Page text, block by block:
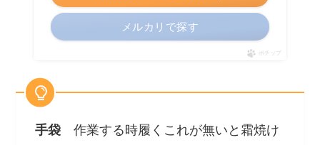
メルカリで探す
ポチップ
手袋 作業する時履くこれが無いと霜焼け